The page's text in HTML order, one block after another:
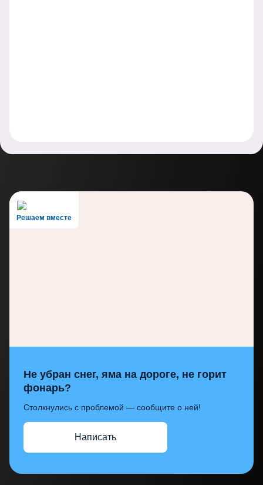
Решаем вместе
Не убран снег, яма на дороге, не горит
фонарь?
Столкнулись с проблемой — сообщите о ней!
Написать